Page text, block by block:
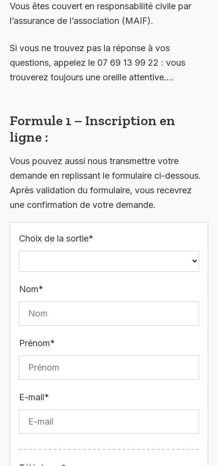
Vous êtes couvert en responsabilité civile par
l’assurance de l’association (MAIF).
Si vous ne trouvez pas la réponse à vos
questions, appelez le 07 69 13 99 22 : vous
trouverez toujours une oreille attentive….
Formule 1 – Inscription en
ligne :
Vous pouvez aussi nous transmettre votre
demande en replissant le formulaire ci-dessous.
Après validation du formulaire, vous recevrez
une confirmation de votre demande.
Choix de la sortie*
Nom*
Prénom*
E-mail*